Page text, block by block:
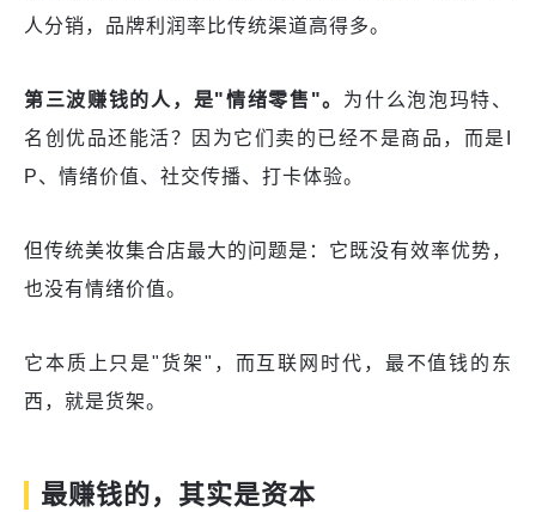
人分销，品牌利润率比传统渠道高得多。
第三波赚钱的人，是"情绪零售"。 为什么泡泡玛特、
名创优品还能活？因为它们卖的已经不是商品，而是I
P、情绪价值、社交传播、打卡体验。
但传统美妆集合店最大的问题是：它既没有效率优势，
也没有情绪价值。
它本质上只是"货架"，而互联网时代，最不值钱的东
西，就是货架。
最赚钱的，其实是资本